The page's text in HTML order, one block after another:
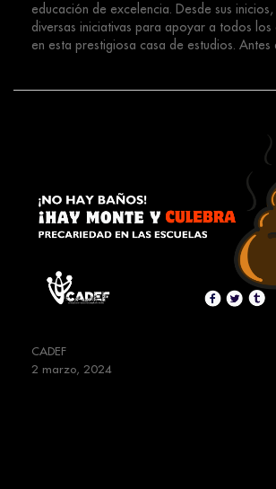
educación de excelencia. Desde sus
diversas iniciativas para apoyar a todos los
en esta prestigiosa casa de estudios.
CADEF
2 marzo, 2024